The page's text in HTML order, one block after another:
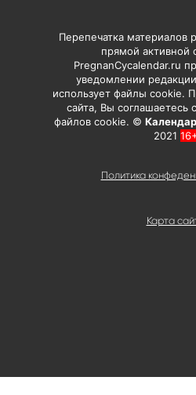
Карта
Перепечатка материалов
прямой активной
PregnanCycalendar.ru
уведомлении
использует файлы cookie.
сайта, Вы соглашаетесь
файлов cookie. ©
2021
Политика